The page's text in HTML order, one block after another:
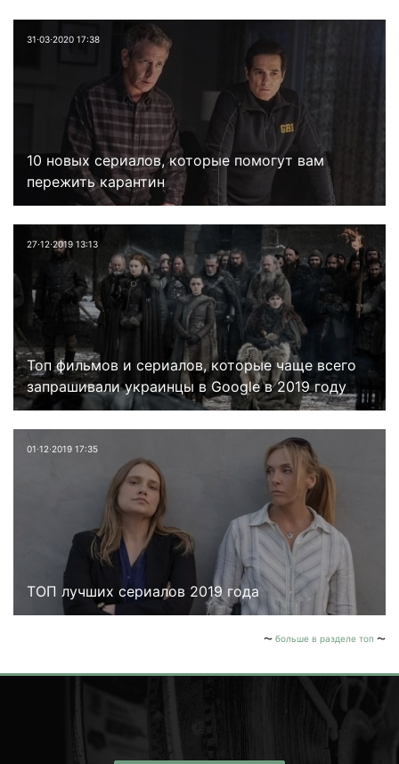
31⋅03⋅2020 17:38
10 новых сериалов, которые помогут вам
пережить карантин
27⋅12⋅2019 13:13
Топ фильмов и сериалов, которые чаще всего
запрашивали украинцы в Google в 2019 году
01⋅12⋅2019 17:35
ТОП лучших сериалов 2019 года
больше в разделе топ